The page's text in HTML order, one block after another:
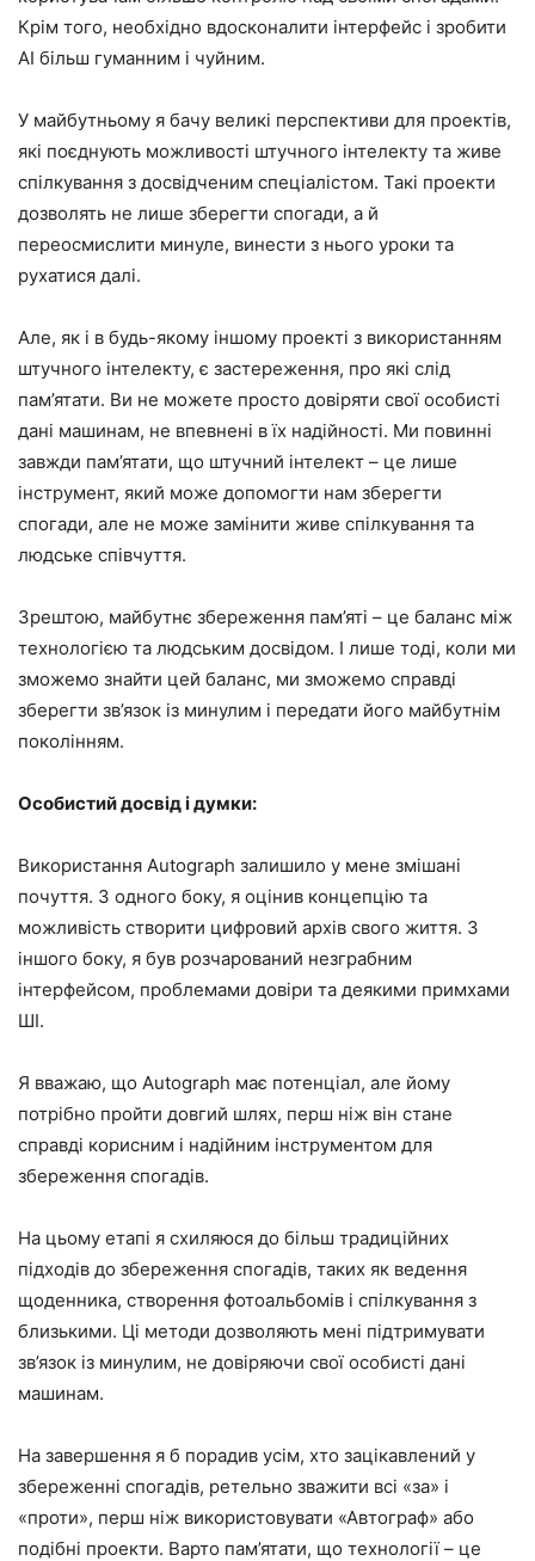
Крім того, необхідно вдосконалити інтерфейс і зробити
AI більш гуманним і чуйним.
У майбутньому я бачу великі перспективи для проектів,
які поєднують можливості штучного інтелекту та живе
спілкування з досвідченим спеціалістом. Такі проекти
дозволять не лише зберегти спогади, а й
переосмислити минуле, винести з нього уроки та
рухатися далі.
Але, як і в будь-якому іншому проекті з використанням
штучного інтелекту, є застереження, про які слід
пам’ятати. Ви не можете просто довіряти свої особисті
дані машинам, не впевнені в їх надійності. Ми повинні
завжди пам’ятати, що штучний інтелект – це лише
інструмент, який може допомогти нам зберегти
спогади, але не може замінити живе спілкування та
людське співчуття.
Зрештою, майбутнє збереження пам’яті – це баланс між
технологією та людським досвідом. І лише тоді, коли ми
зможемо знайти цей баланс, ми зможемо справді
зберегти зв’язок із минулим і передати його майбутнім
поколінням.
Особистий досвід і думки:
Використання Autograph залишило у мене змішані
почуття. З одного боку, я оцінив концепцію та
можливість створити цифровий архів свого життя. З
іншого боку, я був розчарований незграбним
інтерфейсом, проблемами довіри та деякими примхами
ШІ.
Я вважаю, що Autograph має потенціал, але йому
потрібно пройти довгий шлях, перш ніж він стане
справді корисним і надійним інструментом для
збереження спогадів.
На цьому етапі я схиляюся до більш традиційних
підходів до збереження спогадів, таких як ведення
щоденника, створення фотоальбомів і спілкування з
близькими. Ці методи дозволяють мені підтримувати
зв’язок із минулим, не довіряючи свої особисті дані
машинам.
На завершення я б порадив усім, хто зацікавлений у
збереженні спогадів, ретельно зважити всі «за» і
«проти», перш ніж використовувати «Автограф» або
подібні проекти. Варто пам’ятати, що технології – це